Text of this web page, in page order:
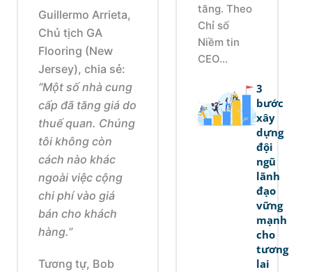
tăng. Theo
Chỉ số
Niềm tin
CEO...
3
bước
xây
dựng
đội
ngũ
lãnh
đạo
vững
mạnh
cho
tương
lai
Guillermo Arrieta,
Chủ tịch GA
Flooring (New
Jersey), chia sẻ:
“Một số nhà cung
cấp đã tăng giá do
thuế quan. Chúng
tôi không còn
cách nào khác
ngoài việc cộng
chi phí vào giá
bán cho khách
hàng.”
Tương tự, Bob